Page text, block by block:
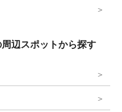
辺スポットから探す